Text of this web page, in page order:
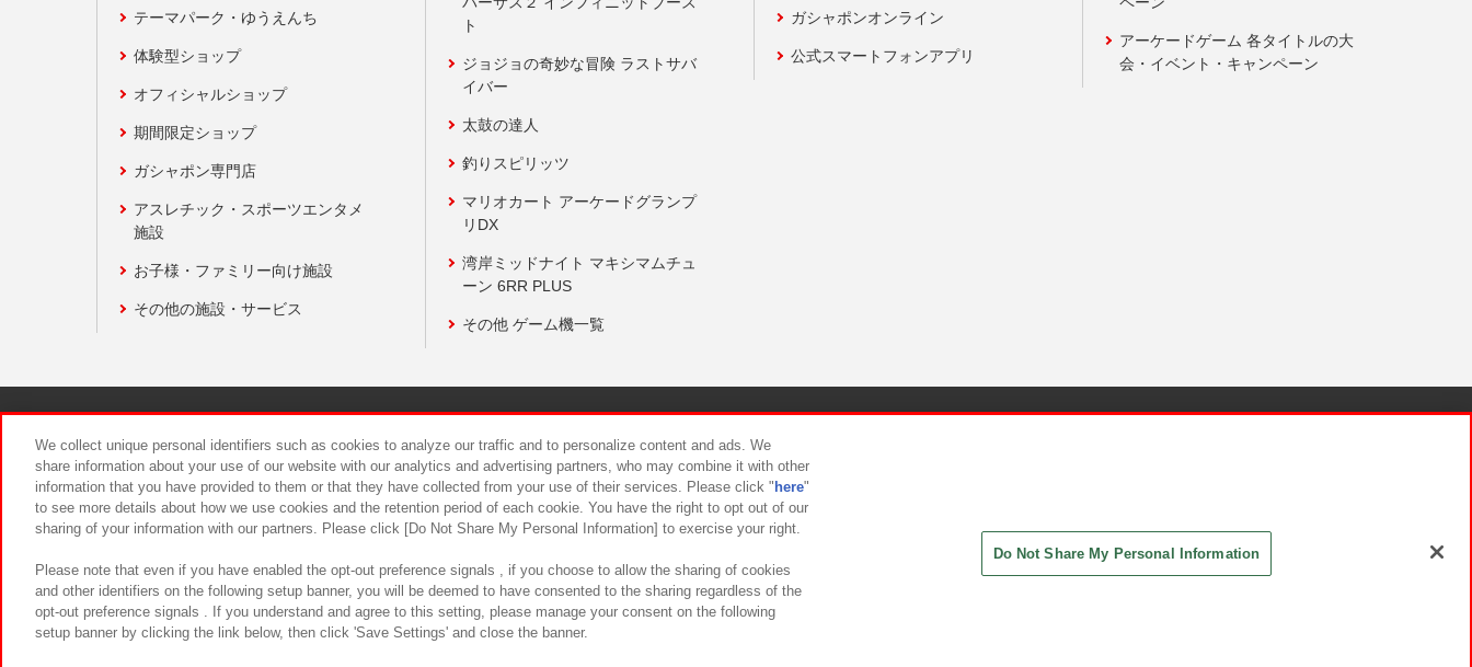
テーマパーク・ゆうえんち
体験型ショップ
オフィシャルショップ
期間限定ショップ
ガシャポン専門店
アスレチック・スポーツエンタメ
施設
お子様・ファミリー向け施設
その他の施設・サービス
ト
ジョジョの奇妙な冒険 ラストサバ
イバー
太鼓の達人
釣りスピリッツ
マリオカート アーケードグランプ
リDX
湾岸ミッドナイト マキシマムチュ
ーン 6RR PLUS
その他 ゲーム機一覧
ガシャポンオンライン
公式スマートフォンアプリ
アーケードゲーム 各タイトルの大
会・イベント・キャンペーン
食品のご提供について カスタマーハラスメント対応方針
We collect unique personal identifiers such as cookies to analyze our traffic and to personalize content and ads. We
share information about your use of our website with our analytics and advertising partners, who may combine it with other
information that you have provided to them or that they have collected from your use of their services. Please click " here"
to see more details about how we use cookies and the retention period of each cookie. You have the right to opt out of our
sharing of your information with our partners. Please click [Do Not Share My Personal Information] to exercise your right.
Please note that even if you have enabled the opt-out preference signals , if you choose to allow the sharing of cookies
and other identifiers on the following setup banner, you will be deemed to have consented to the sharing regardless of the
opt-out preference signals . If you understand and agree to this setting, please manage your consent on the following
setup banner by clicking the link below, then click 'Save Settings' and close the banner.
Do Not Share My Personal Information